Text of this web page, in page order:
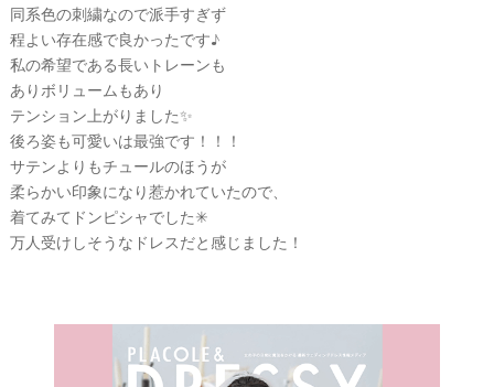
同系色の刺繍なので派手すぎず
程よい存在感で良かったです♪
私の希望である長いトレーンも
ありボリュームもあり
テンション上がりました✨
後ろ姿も可愛いは最強です！！！
サテンよりもチュールのほうが
柔らかい印象になり惹かれていたので、
着てみてドンピシャでした✳︎
万人受けしそうなドレスだと感じました！
最
新
ド
レ
ス
プ
ラ
ン
ナ
ー
プ
ラ
ン
ナ
ー